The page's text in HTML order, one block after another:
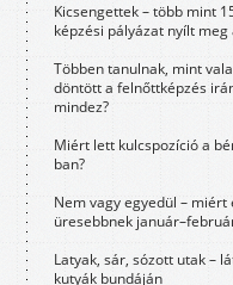
Kicsengettek – több mint
képzési pályázat nyílt
Többen tanulnak, mint
döntött a felnőttképzés
mindez?
Miért lett kulcspozíció a
ban?
Nem vagy egyedül –
üresebbnek
Latyak, sár, sózott utak –
kutyák bundáján